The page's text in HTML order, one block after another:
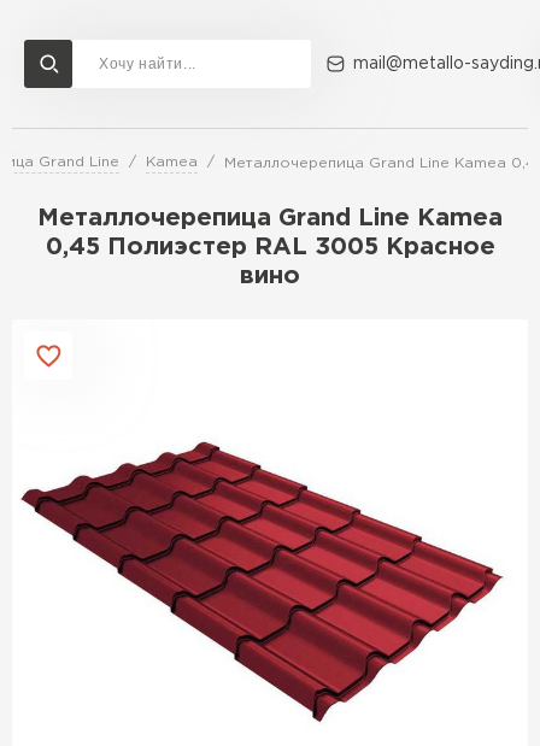
mail@metallo-
Grand Line Kamea Металлочерепица Grand Line Kamea
Металлочерепица Grand Line Kamea
0,45 Полиэстер RAL 3005 Красное
вино
Доставка и оплата Акции О компании Контакты
Перейти в каталог